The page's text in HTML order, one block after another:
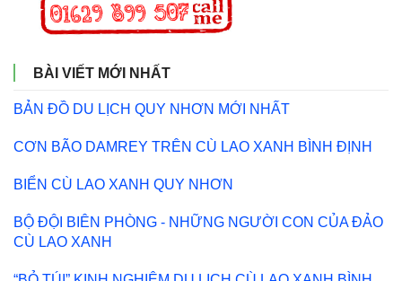
BÀI VIẾT MỚI NHẤT
BẢN ĐỒ DU LỊCH QUY NHƠN MỚI NHẤT
CƠN BÃO DAMREY TRÊN CÙ LAO XANH BÌNH ĐỊNH
BIỂN CÙ LAO XANH QUY NHƠN
BỘ ĐỘI BIÊN PHÒNG - NHỮNG NGƯỜI CON CỦA ĐẢO
CÙ LAO XANH